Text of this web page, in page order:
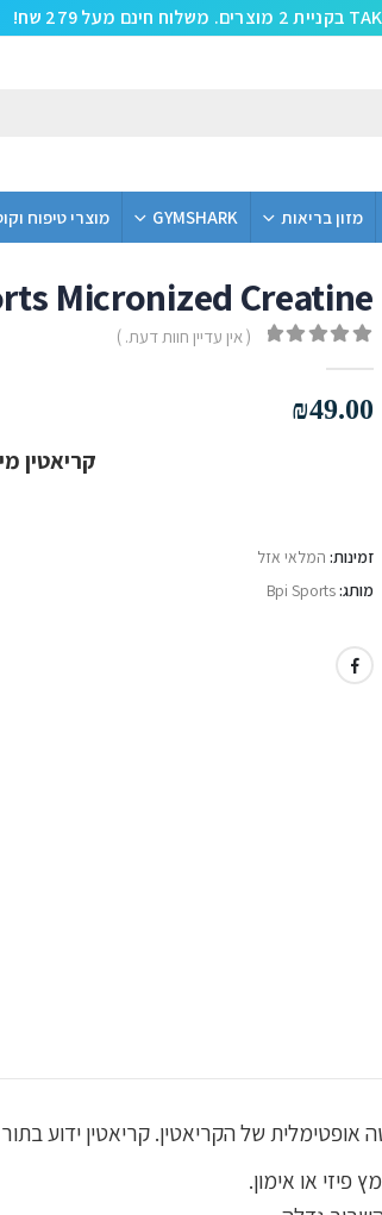
מזון בריאות GYMSHARK מוצרי טיפוח
Micronized Creatine
( אין עדיין חוות דעת. )
₪49.00
קריאטין מיקרוני
זמינות: המלאי אזל
מותג:Bpi Sports
או אימון.